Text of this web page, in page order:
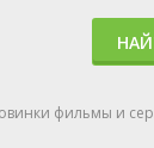
фильмы и